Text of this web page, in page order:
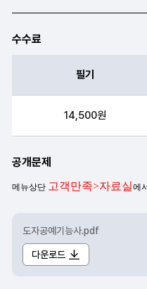
수수료
필기
14,500원
공개문제
도자공예기능사.pdf
다운로드